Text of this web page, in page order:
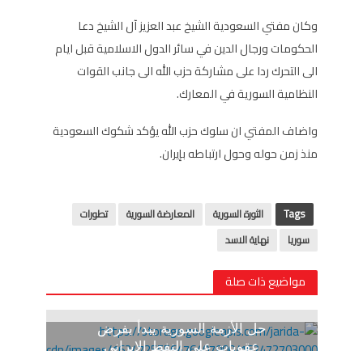
وكان مفتي السعودية الشيخ عبد العزيز آل الشيخ دعا
الحكومات ورجال الدين في سائر الدول الاسلامية قبل ايام
الى التحرك ردا على مشاركة حزب الله الى جانب القوات
النظامية السورية في المعارك.
واضاف المفتي ان سلوك حزب الله يؤكد شكوك السعودية
منذ زمن حوله وحول ارتباطه بإيران.
Tags الثورة السورية المعارضة السورية
تطورات
سوريا
نهاية الاسد
مواضيع ذات صلة
حل الأزمة السورية يبدأ بفرض
عقوبات على النفط الإيراني